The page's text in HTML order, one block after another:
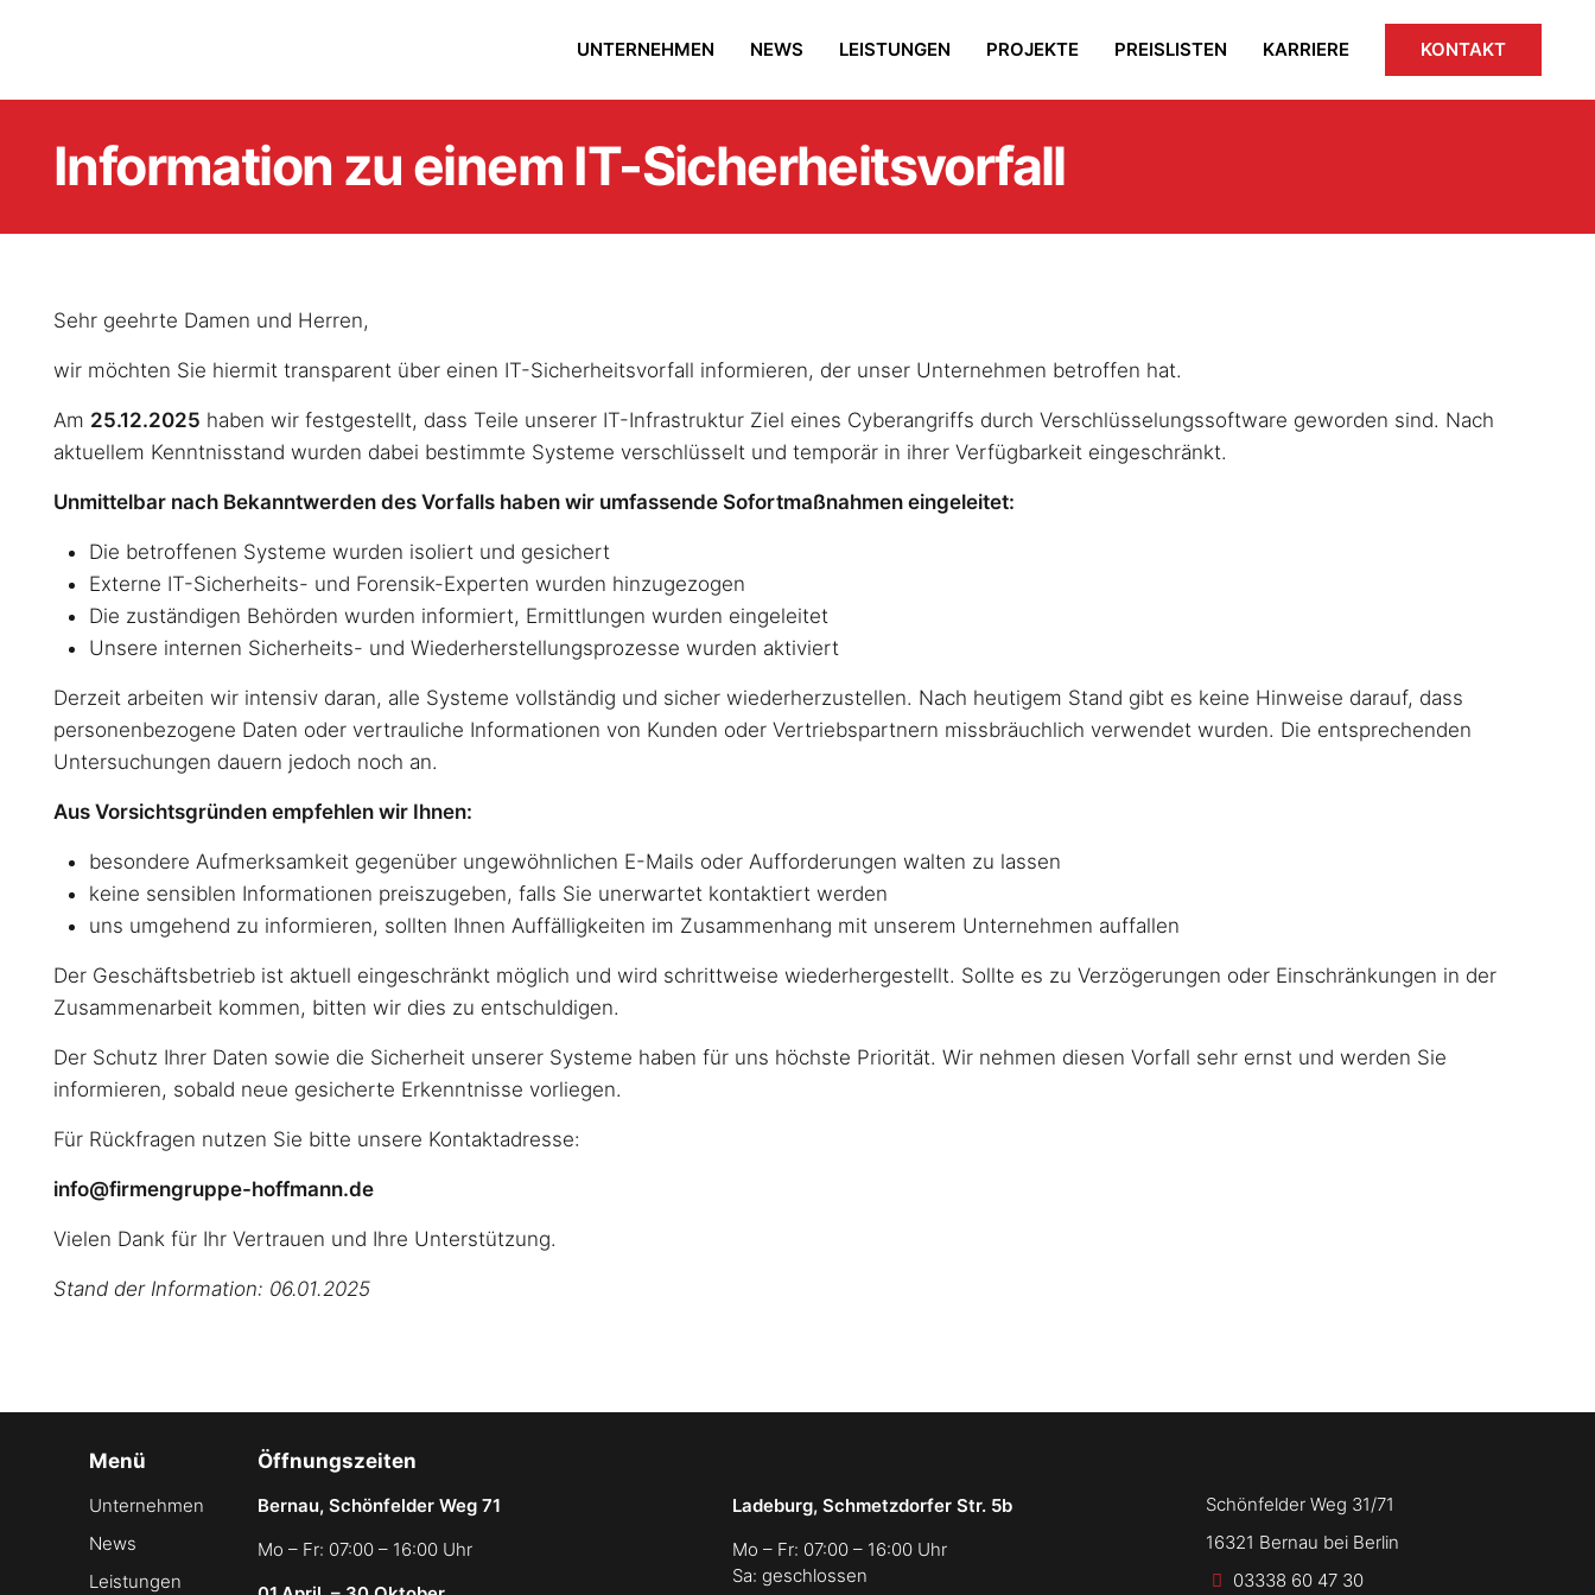
UNTERNEHMEN NEWS LEISTUNGEN PROJEKTE PREISLISTEN KARRIERE KONTAKT
Information zu einem IT-Sicherheitsvorfall
Sehr geehrte Damen und Herren,
wir möchten Sie hiermit transparent über einen IT-Sicherheitsvorfall informieren, der unser Unternehmen betroffen hat.
Am 25.12.2025 haben wir festgestellt, dass Teile unserer IT-Infrastruktur Ziel eines Cyberangriffs durch Verschlüsselungssoftware geworden sind. Nach
aktuellem Kenntnisstand wurden dabei bestimmte Systeme verschlüsselt und temporär in ihrer Verfügbarkeit eingeschränkt.
Unmittelbar nach Bekanntwerden des Vorfalls haben wir umfassende Sofortmaßnahmen eingeleitet:
Die betroffenen Systeme wurden isoliert und gesichert
Externe IT-Sicherheits- und Forensik-Experten wurden hinzugezogen
Die zuständigen Behörden wurden informiert, Ermittlungen wurden eingeleitet
Unsere internen Sicherheits- und Wiederherstellungsprozesse wurden aktiviert
Derzeit arbeiten wir intensiv daran, alle Systeme vollständig und sicher wiederherzustellen. Nach heutigem Stand gibt es keine Hinweise darauf, dass
personenbezogene Daten oder vertrauliche Informationen von Kunden oder Vertriebspartnern missbräuchlich verwendet wurden. Die entsprechenden
Untersuchungen dauern jedoch noch an.
Aus Vorsichtsgründen empfehlen wir Ihnen:
besondere Aufmerksamkeit gegenüber ungewöhnlichen E-Mails oder Aufforderungen walten zu lassen
keine sensiblen Informationen preiszugeben, falls Sie unerwartet kontaktiert werden
uns umgehend zu informieren, sollten Ihnen Auffälligkeiten im Zusammenhang mit unserem Unternehmen auffallen
Der Geschäftsbetrieb ist aktuell eingeschränkt möglich und wird schrittweise wiederhergestellt. Sollte es zu Verzögerungen oder Einschränkungen in der
Zusammenarbeit kommen, bitten wir dies zu entschuldigen.
Der Schutz Ihrer Daten sowie die Sicherheit unserer Systeme haben für uns höchste Priorität. Wir nehmen diesen Vorfall sehr ernst und werden Sie
informieren, sobald neue gesicherte Erkenntnisse vorliegen.
Für Rückfragen nutzen Sie bitte unsere Kontaktadresse:
info@firmengruppe-hoffmann.de
Vielen Dank für Ihr Vertrauen und Ihre Unterstützung.
Stand der Information: 06.01.2025
Menü
Unternehmen
News
Leistungen
Öffnungszeiten
Bernau, Schönfelder Weg 71
Mo – Fr: 07:00 – 16:00 Uhr
Ladeburg, Schmetzdorfer Str. 5b
Mo – Fr: 07:00 – 16:00 Uhr
Sa: geschlossen
Schönfelder Weg 31/71
16321 Bernau bei Berlin
03338 60 47 30